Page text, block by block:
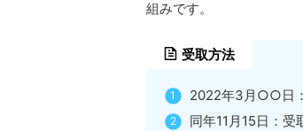
組みです。
受取方法
2022年3月○○日
同年11月15日：